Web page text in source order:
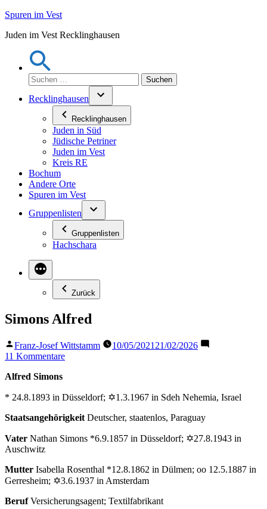
Zum
springen
Spuren im Vest
Juden im Vest Recklinghausen
Suchen
nach:
Recklinghausen
Recklinghausen
Juden in Süd
Jüdische Petriner
Juden im Vest
Kreis RE
Bochum
Andere Orte
Spuren im Vest
Gruppenlisten
Gruppenlisten
Hachschara
Zurück
Simons Alfred
Veröffentlicht
von
Franz-Josef Wittstamm 10/05/2021 21/02/2026
11 Kommentarezu
Alfred Simons
* 24.8.1893 in Düsseldorf; ✡1.3.1967 in Sdeh Nehemia, Israel
Staatsangehörigkeit Deutscher, staatenlos, Paraguay
Vater Nathan Simons *6.9.1857 in Düsseldorf; ✡27.8.1943 in
Auschwitz
Mutter Isabella Rosenthal *12.8.1862 in Dülmen; oo 12.5.1887 in
Gerresheim; ✡3.6.1937 in Amsterdam
BerufVersicherungsagent; Textilfabrikant